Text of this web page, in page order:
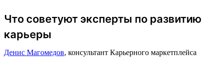
Что советуют эксперты по развитию
карьеры
Денис Магомедов, консультант Карьерного маркетплейса